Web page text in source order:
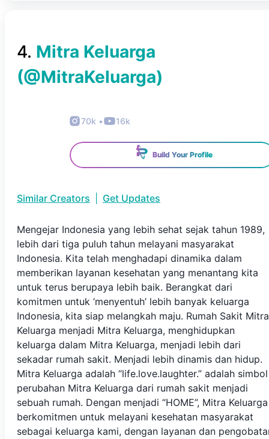
4. Mitra Keluarga
(@MitraKeluarga)
70k • 16k
Build Your Profile
Similar Creators Get Updates
Mengejar Indonesia yang lebih sehat sejak tahun 1989,
lebih dari tiga puluh tahun melayani masyarakat
Indonesia. Kita telah menghadapi dinamika dalam
memberikan layanan kesehatan yang menantang kita
untuk terus berupaya lebih baik. Berangkat dari
komitmen untuk ‘menyentuh’ lebih banyak keluarga
Indonesia, kita siap melangkah maju. Rumah Sakit Mitra
Keluarga menjadi Mitra Keluarga, menghidupkan
keluarga dalam Mitra Keluarga, menjadi lebih dari
sekadar rumah sakit. Menjadi lebih dinamis dan hidup.
Mitra Keluarga adalah “life.love.laughter.” adalah simbol
perubahan Mitra Keluarga dari rumah sakit menjadi
sebuah rumah. Dengan menjadi “HOME”, Mitra Keluarga
berkomitmen untuk melayani kesehatan masyarakat
sebagai keluarga kami, dengan layanan dan